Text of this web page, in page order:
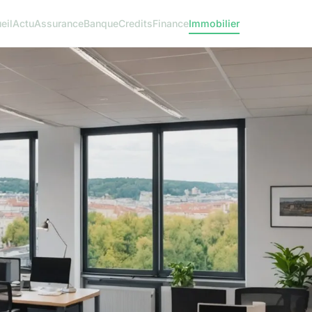
ActuAssuranceBanqueCreditsFinanceImmobilier